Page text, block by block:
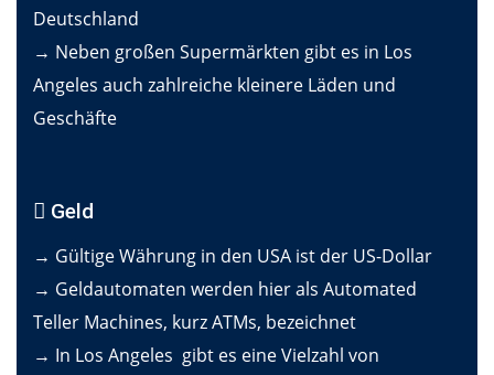
Deutschland
→ Neben großen Supermärkten gibt es in Los
Angeles auch zahlreiche kleinere Läden und
Geschäfte
Geld
→ Gültige Währung in den USA ist der US-Dollar
→ Geldautomaten werden hier als Automated
Teller Machines, kurz ATMs, bezeichnet
→ In Los Angeles gibt es eine Vielzahl von